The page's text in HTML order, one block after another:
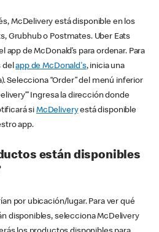
McDelivery está disponible en los
Grubhub o Postmates. Uber Eats
de McDonald’s para ordenar. Para
delapp de McDonald's, inicia una
Selecciona “Order” del menú inferior
Ingresa la dirección donde
si McDeliveryestá disponible
app.
están disponibles
por ubicación/lugar. Para ver qué
disponibles, selecciona McDelivery